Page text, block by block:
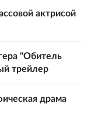
актрисой
"Обитель
трейлер
драма